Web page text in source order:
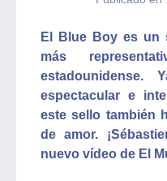
El Blue Boy es un
más
espectacular e
este sello también
de amor.
nuevo vídeo de El